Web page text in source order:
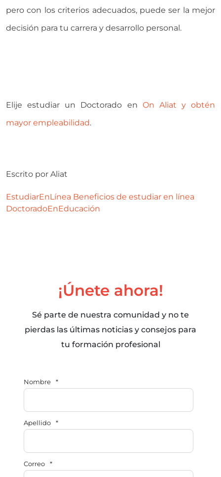
pero con los criterios adecuados, puede ser la mejor
decisión para tu carrera y desarrollo personal.
Elije estudiar un Doctorado en On Aliat y obtén
mayor empleabilidad.
Escrito por Aliat
EstudiarEnLínea Beneficios de estudiar en línea
DoctoradoEnEducación
¡Únete ahora!
Sé parte de nuestra comunidad y no te
pierdas las últimas noticias y consejos para
tu formación profesional
Nombre *
Apellido *
Correo *